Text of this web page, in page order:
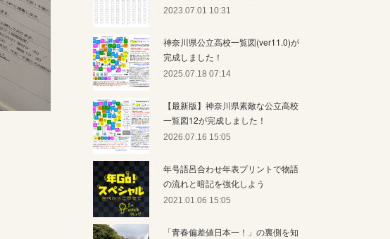
2023.07.01 10:31
神奈川県公立高校一覧図(ver11.0)が
完成しました！
2025.07.18 07:14
【最新版】神奈川県素敵な公立高校
一覧図12が完成しました！
2026.07.16 15:05
年号語呂合わせ年表プリントで物語
の流れと暗記を強化しよう
2021.01.06 15:05
「青春偏差値日本一！」の裏側を知